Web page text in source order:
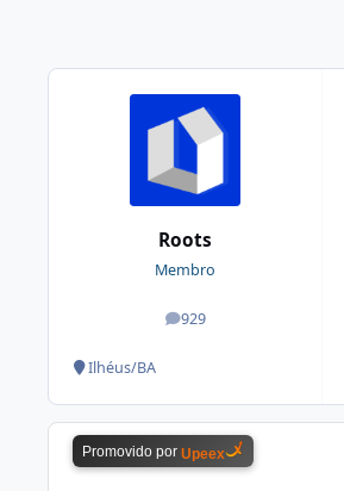
Roots
Membro
929
posts
Ilhéus/BA